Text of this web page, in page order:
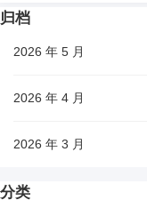
归档
2026 年 5 月
2026 年 4 月
2026 年 3 月
分类